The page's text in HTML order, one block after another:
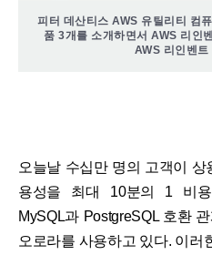
피터 데산티스 AWS 유틸리티 컴
품 3개를 소개하면서 AWS 리인
AWS 리인벤
오늘날 수십만 명의 고객이
용성을 최대 10분의 1 비용
MySQL과 PostgreSQL 호환
오로라를 사용하고 있다. 이러